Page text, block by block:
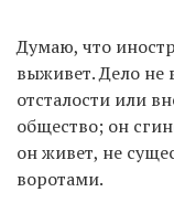
Думаю, что
выживет. Дело не
отсталости или
общество; он
он живет, не
воротами.